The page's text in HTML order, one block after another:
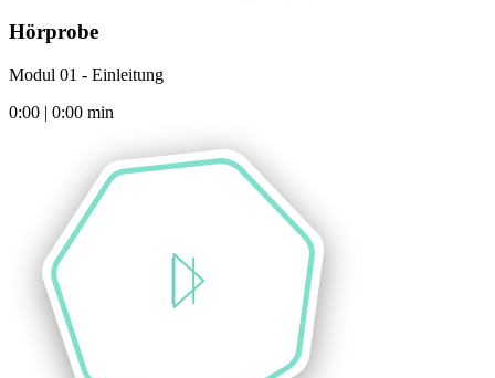
Hörprobe
Modul 01 - Einleitung
0:00 | 0:00 min